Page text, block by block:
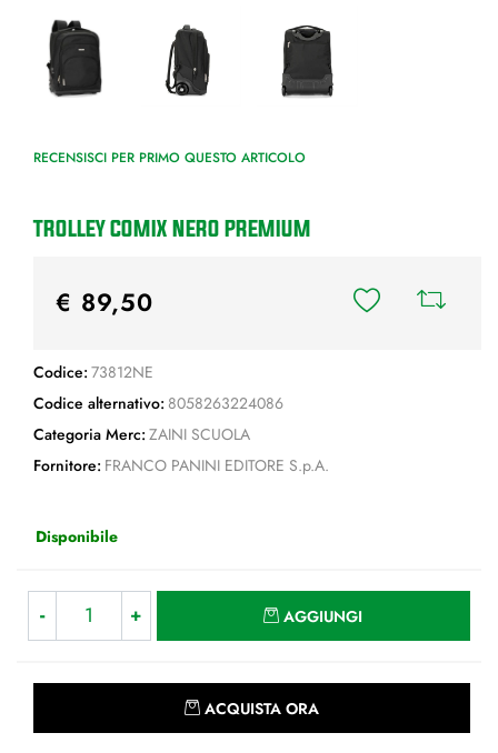
RECENSISCI PER PRIMO QUESTO ARTICOLO
TROLLEY COMIX NERO PREMIUM
€ 89,50
Codice: 73812NE
Codice alternativo: 8058263224086
Categoria Merc: ZAINI SCUOLA
Fornitore: FRANCO PANINI EDITORE S.p.A.
Disponibile
AGGIUNGI
ACQUISTA ORA